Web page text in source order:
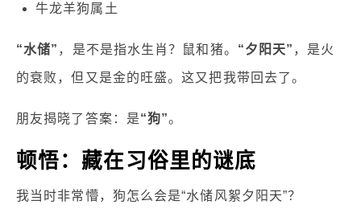
牛龙羊狗属土
“水储” ，是不是指水生肖？鼠和猪。 “夕阳天” ，是火
的衰败，但又是金的旺盛。这又把我带回去了。
朋友揭晓了答案：是“狗”。
顿悟：藏在习俗里的谜底
我当时非常懵，狗怎么会是“水储风絮夕阳天”？